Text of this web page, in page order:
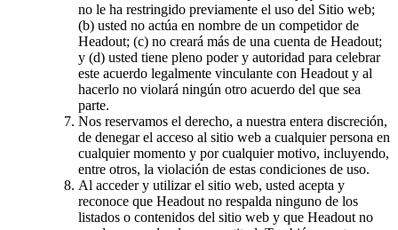
no le ha restringido previamente el uso del Sitio web;
(b) usted no actúa en nombre de un competidor de
Headout; (c) no creará más de una cuenta de Headout;
y (d) usted tiene pleno poder y autoridad para celebrar
este acuerdo legalmente vinculante con Headout y al
hacerlo no violará ningún otro acuerdo del que sea
parte.
Nos reservamos el derecho, a nuestra entera discreción,
de denegar el acceso al sitio web a cualquier persona en
cualquier momento y por cualquier motivo, incluyendo,
entre otros, la violación de estas condiciones de uso.
Al acceder y utilizar el sitio web, usted acepta y
reconoce que Headout no respalda ninguno de los
listados o contenidos del sitio web y que Headout no